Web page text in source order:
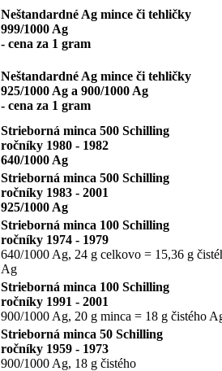
Neštandardné Ag mince či tehličky
999/1000 Ag
- cena za 1 gram
Neštandardné Ag mince či tehličky
925/1000 Ag a 900/1000 Ag
- cena za 1 gram
Strieborná minca 500 Schilling
ročníky 1980 - 1982
640/1000 Ag
Strieborná minca 500 Schilling
ročníky 1983 - 2001
925/1000 Ag
Strieborná minca 100 Schilling
ročníky 1974 - 1979
640/1000 Ag, 24 g celkovo = 15,36 g
Ag
Strieborná minca 100 Schilling
ročníky 1991 - 2001
900/1000 Ag, 20 g minca = 18 g čistého
Strieborná minca 50 Schilling
ročníky 1959 - 1973
900/1000 Ag, 18 g čistého